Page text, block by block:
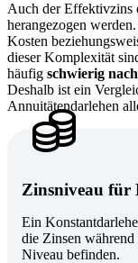
Auch der Effektivzins
herangezogen
Kosten
dieser Komplexität
häufig schwierig
Deshalb ist ein
Annuitätendarlehen
Zinsniveau für
Ein
die Zinsen während
Niveau befinden.